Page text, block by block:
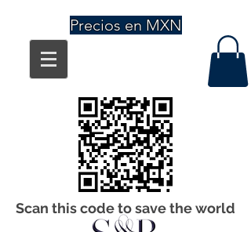
Precios en MXN
Scan this code to save the world